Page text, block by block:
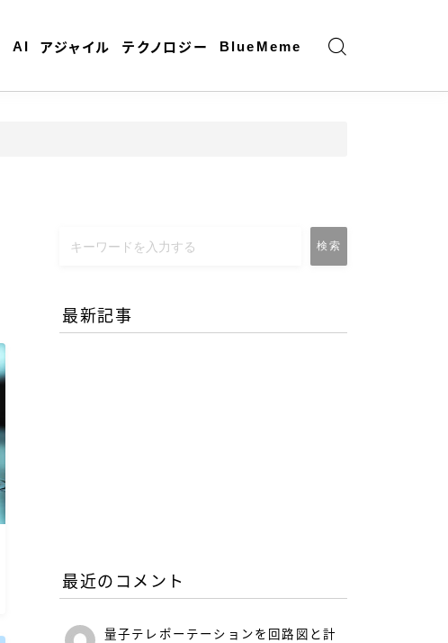
AI アジャイル テクノロジー BlueMeme
検索
最新記事
最近のコメント
量子テレポーテーションを回路図と計